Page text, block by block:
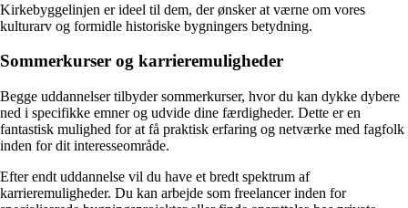
Kirkebyggelinjen er ideel til dem, der ønsker at værne om vores
kulturarv og formidle historiske bygningers betydning.
Sommerkurser og karrieremuligheder
Begge uddannelser tilbyder sommerkurser, hvor du kan dykke dybere
ned i specifikke emner og udvide dine færdigheder. Dette er en
fantastisk mulighed for at få praktisk erfaring og netværke med fagfolk
inden for dit interesseområde.
Efter endt uddannelse vil du have et bredt spektrum af
karrieremuligheder. Du kan arbejde som freelancer inden for